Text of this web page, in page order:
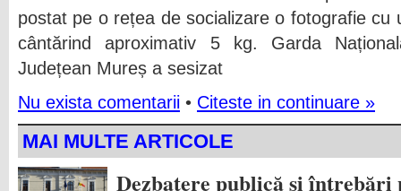
postat pe o rețea de socializare o fotografie
cântărind aproximativ 5 kg. Garda
Județean Mureș a sesizat
Nu exista comentarii • Citeste in continuare »
MAI MULTE ARTICOLE
Dezbatere publică şi